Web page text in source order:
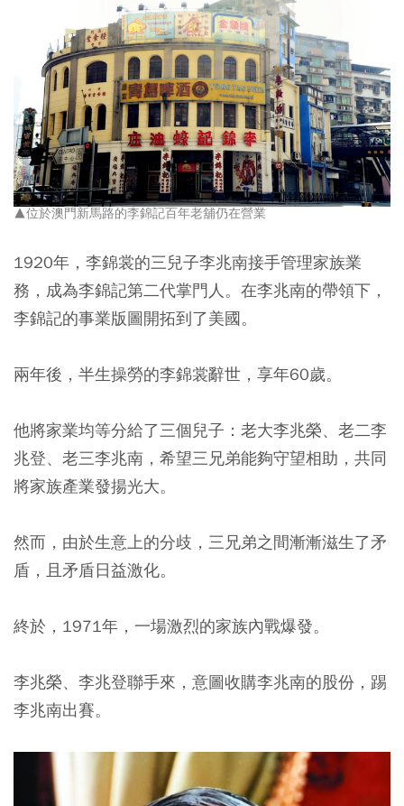
▲位於澳門新馬路的李錦記百年老舖仍在營業
1920年，李錦裳的三兒子李兆南接手管理家族業
務，成為李錦記第二代掌門人。在李兆南的帶領下，
李錦記的事業版圖開拓到了美國。
兩年後，半生操勞的李錦裳辭世，享年60歲。
他將家業均等分給了三個兒子：老大李兆榮、老二李
兆登、老三李兆南，希望三兄弟能夠守望相助，共同
將家族產業發揚光大。
然而，由於生意上的分歧，三兄弟之間漸漸滋生了矛
盾，且矛盾日益激化。
終於，1971年，一場激烈的家族內戰爆發。
李兆榮、李兆登聯手來，意圖收購李兆南的股份，踢
李兆南出賽。